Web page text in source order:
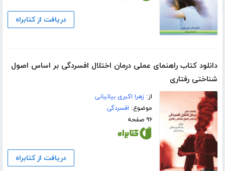
دریافت از کتابراه
دانلود کتاب راهنمای عملی درمان اختلال افسردگی بر اساس اصول
شناختی رفتاری
از:زهرا اکبری بیاتیانی
موضوع: افسردگی
۹۶ صفحه
دریافت از کتابراه